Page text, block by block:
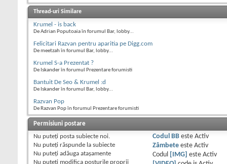
Thread-uri Similare
Krumel - is back
De Adrian Poputoaia în forumul Bar, lobby...
Felicitari Razvan pentru aparitia pe Digg.com
De meetzah în forumul Bar, lobby...
Krumel S-a Prezentat ?
De Iskander în forumul Prezentare forumisti
Bantuit De Seo & Krumel :d
De Iskander în forumul Bar, lobby...
Razvan Pop
De Razvan Pop în forumul Prezentare forumisti
Permisiuni postare
Nu puteţi posta subiecte noi.
Nu puteţi răspunde la subiecte
Nu puteţi adăuga ataşamente
Nu puteţi modifica posturile proprii
Codul BBeste Activ
Zâmbeteeste Activ
Codul
[IMG] este Activ